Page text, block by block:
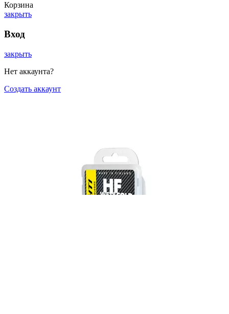
Корзина
закрыть
Вход
закрыть
Нет аккаунта?
Создать аккаунт